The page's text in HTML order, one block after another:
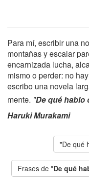
Para mí, escribir una
montañas y escalar
encarnizada lucha,
mismo o perder: no
escribo una novela
mente. "De qué hablo
Haruki Murakami
"De qué
Frases de "De qué